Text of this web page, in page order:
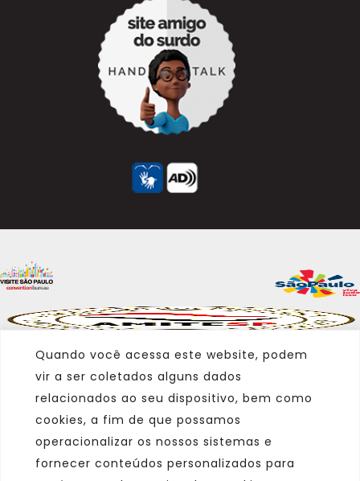
Quando você acessa este website, podem
vir a ser coletados alguns dados
relacionados ao seu dispositivo, bem como
cookies, a fim de que possamos
operacionalizar os nossos sistemas e
fornecer conteúdos personalizados para